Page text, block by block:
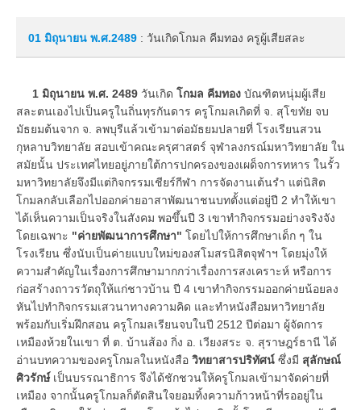
01 มิถุนายน พ.ศ.2489 : วันเกิดโกมล คีมทอง ครูผู้เสียสละ
1 มิถุนายน พ.ศ. 2489 วันเกิด โกมล คีมทอง บัณฑิตหนุ่มผู้เสีย
สละตนเองไปเป็นครูในถิ่นทุรกันดาร ครูโกมลเกิดที่ จ. สุโขทัย จบ
มัธยมต้นจาก จ. ลพบุรีแล้วเข้ามาต่อมัธยมปลายที่ โรงเรียนสวน
กุหลาบวิทยาลัย สอบเข้าคณะครุศาสตร์ จุฬาลงกรณ์มหาวิทยาลัย ใน
สมัยนั้น ประเทศไทยอยู่ภายใต้การปกครองของเผด็จการทหาร ในรั้ว
มหาวิทยาลัยจึงมีแต่กิจกรรมเชียร์กีฬา การจัดงานเต้นรำ แต่นิสิต
โกมลกลับเลือกไปออกค่ายอาสาพัฒนาชนบทตั้งแต่อยู่ปี 2 ทำให้เขา
ได้เห็นความเป็นจริงในสังคม พอขึ้นปี 3 เขาทำกิจกรรมอย่างจริงจัง
โดยเฉพาะ "ค่ายพัฒนาการศึกษา" โดยไปให้การศึกษาเด็ก ๆ ใน
โรงเรียน ซึ่งนับเป็นค่ายแบบใหม่ของสโมสรนิสิตจุฬาฯ โดยมุ่งให้
ความสำคัญในเรื่องการศึกษามากกว่าเรื่องการสงเคราะห์ หรือการ
ก่อสร้างถาวรวัตถุให้แก่ชาวบ้าน ปี 4 เขาทำกิจกรรมออกค่ายน้อยลง
หันไปทำกิจกรรมเสวนาทางความคิด และทำหนังสือมหาวิทยาลัย
พร้อมกับเริ่มฝึกสอน ครูโกมลเรียนจบในปี 2512 ปีต่อมา ผู้จัดการ
เหมืองห้วยในเขา ที่ ต. บ้านส้อง กิ่ง อ. เวียงสระ จ. สุราษฎร์ธานี ได้
อ่านบทความของครูโกมลในหนังสือ วิทยาสารปริทัศน์ ซึ่งมี สุลักษณ์
ศิวรักษ์ เป็นบรรณาธิการ จึงได้ชักชวนให้ครูโกมลเข้ามาจัดค่ายที่
เหมือง จากนั้นครูโกมลก็ตัดสินใจยอมทิ้งความก้าวหน้าที่รออยู่ใน